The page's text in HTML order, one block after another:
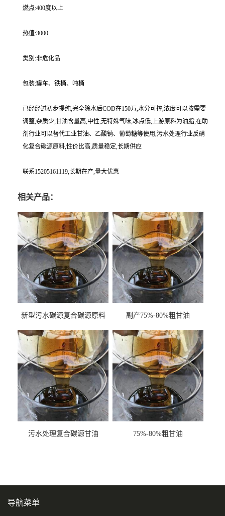
燃点:400度以上
热值:3000
类别:非危化品
包装:罐车、铁桶、吨桶
已经经过初步提纯,完全除水后COD在150万,水分可控,浓度可以按需要
调整,杂质少,甘油含量高,中性,无特殊气味,冰点低,上游原料为油脂,在助
剂行业可以替代工业甘油、乙酸钠、葡萄糖等使用,污水处理行业反硝
化复合碳源原料,性价比高,质量稳定,长期供应
联系15205161119,长期在产,量大优惠
相关产品：
新型污水碳源复合碳源原料
副产75%-80%粗甘油
污水处理复合碳源甘油
75%-80%粗甘油
导航菜单